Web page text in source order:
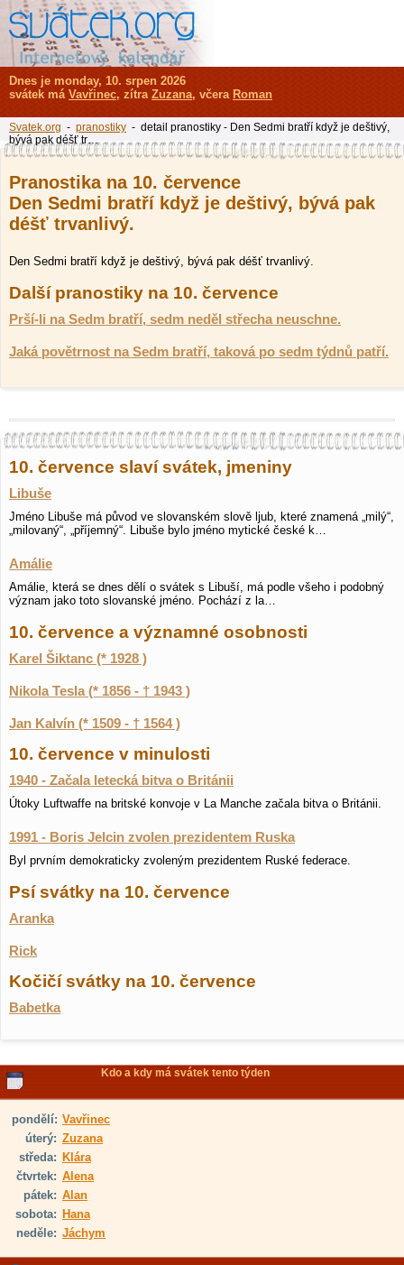
Pranostika na 10. července
Den Sedmi bratří když je deštivý, bývá pak
déšť trvanlivý.
Den Sedmi bratří když je deštivý, bývá pak déšť trvanlivý.
Další pranostiky na 10. července
Prší-li na Sedm bratří, sedm neděl střecha neuschne.
Jaká povětrnost na Sedm bratří, taková po sedm týdnů patří.
10. července slaví svátek, jmeniny
Libuše
Jméno Libuše má původ ve slovanském slově ljub, které znamená „milý“,
„milovaný“, „příjemný“. Libuše bylo jméno mytické české k…
Amálie
Amálie, která se dnes dělí o svátek s Libuší, má podle všeho i podobný
význam jako toto slovanské jméno. Pochází z la…
10. července a významné osobnosti
Karel Šiktanc (* 1928 )
Nikola Tesla (* 1856 - † 1943 )
Jan Kalvín (* 1509 - † 1564 )
10. července v minulosti
1940 - Začala letecká bitva o Británii
Útoky Luftwaffe na britské konvoje v La Manche začala bitva o Británii.
1991 - Boris Jelcin zvolen prezidentem Ruska
Byl prvním demokraticky zvoleným prezidentem Ruské federace.
Psí svátky na 10. července
Aranka
Rick
Kočičí svátky na 10. července
Babetka
Kdo a kdy má svátek tento týden
pondělí: Vavřinec
úterý: Zuzana
středa: Klára
čtvrtek: Alena
pátek: Alan
sobota: Hana
neděle: Jáchym
Dnes je monday, 10. srpen 2026
svátek má Vavřinec, zítra Zuzana, včera Roman
Svatek.org - pranostiky - detail pranostiky - Den Sedmi bratří když je deštivý,
bývá pak déšť tr…